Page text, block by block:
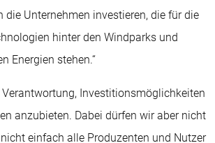
die Unternehmen investieren, die für die
hinter den Windparks und
Energien stehen.“
Verantwortung, Investitionsmöglichkeiten
anzubieten. Dabei dürfen wir aber nicht
einfach alle Produzenten und Nutzer